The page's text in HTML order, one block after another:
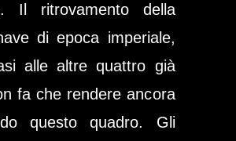
Il ritrovamento della
di epoca imperiale,
alle altre quattro già
fa che rendere ancora
questo quadro. Gli